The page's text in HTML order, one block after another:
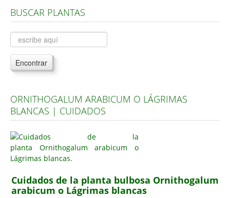
Árboles, Cicas y Palmeras de la G a la Z
Plantas Anuales y Perennes
Plantas Bulbosas y Acuáticas
Plantas de Interior
Plantas Aromáticas y de Huerto
Plantas Carnívoras y Orquídeas
Consejos
Hemisferio Norte
Hemisferio Sur
Enfermedades
BUSCAR PLANTAS
Encontrar
ORNITHOGALUM ARABICUM O LÁGRIMAS
BLANCAS | CUIDADOS
Cuidados de la planta bulbosa Ornithogalum
arabicum o Lágrimas blancas